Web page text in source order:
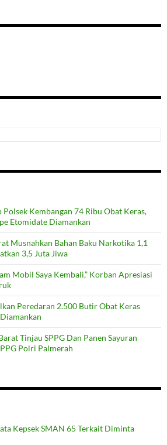
Kembangan 74 Ribu Obat Keras,
Etomidate Diamankan
Musnahkan Bahan Baku Narkotika 1,1
3,5 Juta Jiwa
Mobil Saya Kembali,” Korban Apresiasi
Peredaran 2.500 Butir Obat Keras
Tinjau SPPG Dan Panen Sayuran
Polri Palmerah
Kepsek SMAN 65 Terkait Diminta